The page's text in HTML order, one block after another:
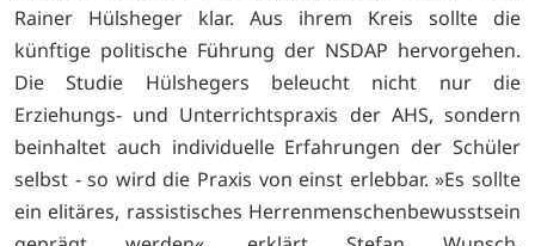
Rainer Hülsheger klar. Aus ihrem Kreis sollte die
künftige politische Führung der NSDAP hervorgehen.
Die Studie Hülshegers beleucht nicht nur die
Erziehungs- und Unterrichtspraxis der AHS, sondern
beinhaltet auch individuelle Erfahrungen der Schüler
selbst - so wird die Praxis von einst erlebbar. »Es sollte
ein elitäres, rassistisches Herrenmenschenbewusstsein